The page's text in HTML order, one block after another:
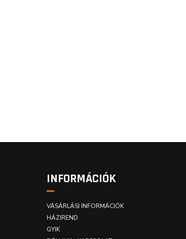
INFORMÁCIÓK
VÁSÁRLÁSI INFORMÁCIÓK
HÁZIREND
GYIK